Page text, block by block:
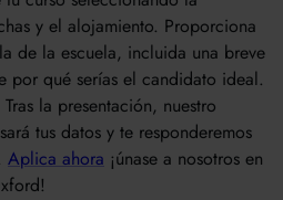
y el alojamiento. Proporciona
de la escuela, incluida una breve
por qué serías el candidato ideal.
la presentación, nuestro
tus datos y te responderemos
Aplica ahora ¡únase a nosotros en